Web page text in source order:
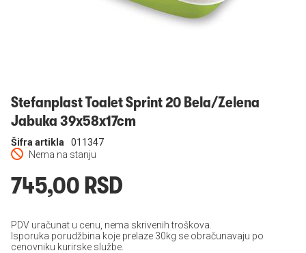
Stefanplast Toalet Sprint 20 Bela/Zelena
Jabuka 39x58x17cm
Nema na stanju
Šifra artikla 011347
745,00 RSD
PDV uračunat u cenu, nema skrivenih troškova.
Isporuka porudžbina koje prelaze 30kg se obračunavaju po
cenovniku kurirske službe.